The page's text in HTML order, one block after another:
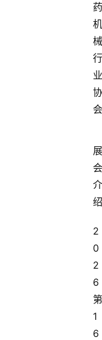
药
机
械
行
业
协
会
展
会
介
绍
2
0
2
6
第
1
6